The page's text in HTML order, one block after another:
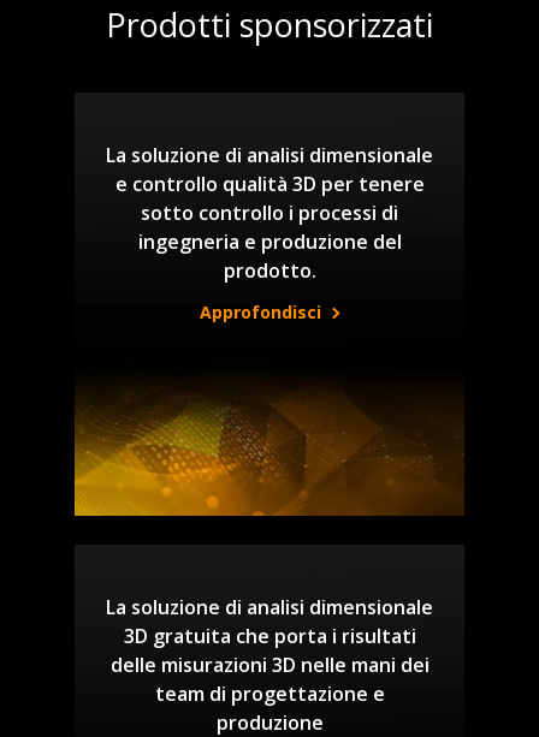
Prodotti sponsorizzati
La soluzione di analisi dimensionale
e controllo qualità 3D per tenere
sotto controllo i processi di
ingegneria e produzione del
prodotto.
Approfondisci
La soluzione di analisi dimensionale
3D gratuita che porta i risultati
delle misurazioni 3D nelle mani dei
team di progettazione e
produzione